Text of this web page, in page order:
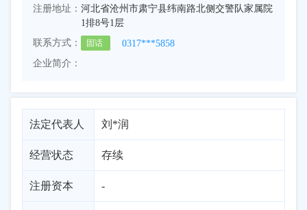
注册地址： 河北省沧州市肃宁县纬南路北侧交警队家属院
1排8号1层
联系方式：
固话
0317***5858
企业简介：
法定代表人 刘*润
经营状态 存续
注册资本 -